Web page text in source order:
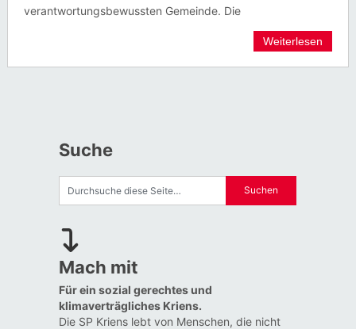
verantwortungsbewussten Gemeinde. Die
Weiterlesen
Suche
Mach mit
Für ein sozial gerechtes und
klimaverträgliches Kriens.
Die SP Kriens lebt von Menschen, die nicht